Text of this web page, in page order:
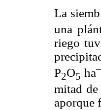
La
una
riego
P2O5 ha
mitad
aporque